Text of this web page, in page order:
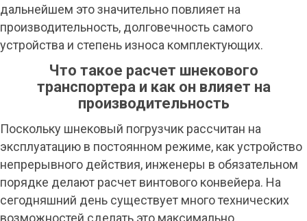
дальнейшем это значительно повлияет на
производительность, долговечность самого
устройства и степень износа комплектующих.
Что такое расчет шнекового
транспортера и как он влияет на
производительность
Поскольку шнековый погрузчик рассчитан на
эксплуатацию в постоянном режиме, как устройство
непрерывного действия, инженеры в обязательном
порядке делают расчет винтового конвейера. На
сегодняшний день существует много технических
возможностей сделать это максимально